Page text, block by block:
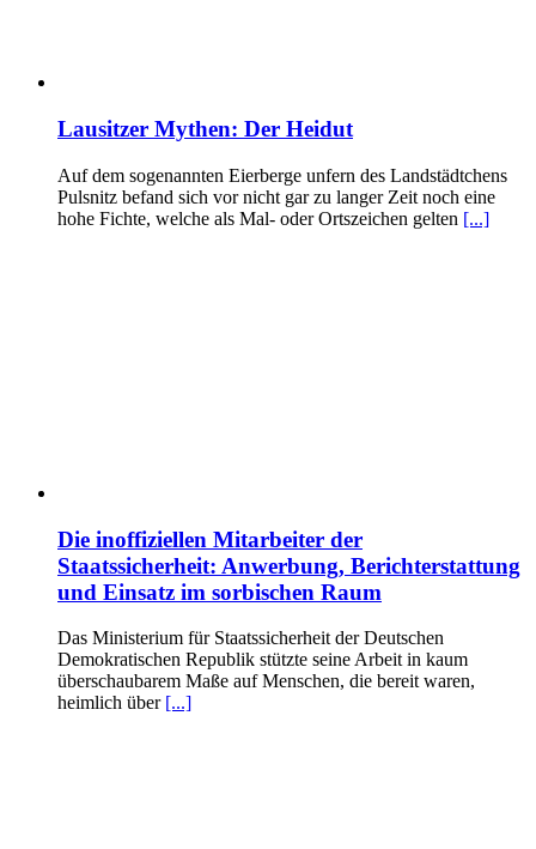
Lausitzer Mythen: Der Heidut
Auf dem sogenannten Eierberge unfern des Landstädtchens
Pulsnitz befand sich vor nicht gar zu langer Zeit noch eine
hohe Fichte, welche als Mal- oder Ortszeichen gelten [...]
Die inoffiziellen Mitarbeiter der
Staatssicherheit: Anwerbung, Berichterstattung
und Einsatz im sorbischen Raum
Das Ministerium für Staatssicherheit der Deutschen
Demokratischen Republik stützte seine Arbeit in kaum
überschaubarem Maße auf Menschen, die bereit waren,
heimlich über [...]